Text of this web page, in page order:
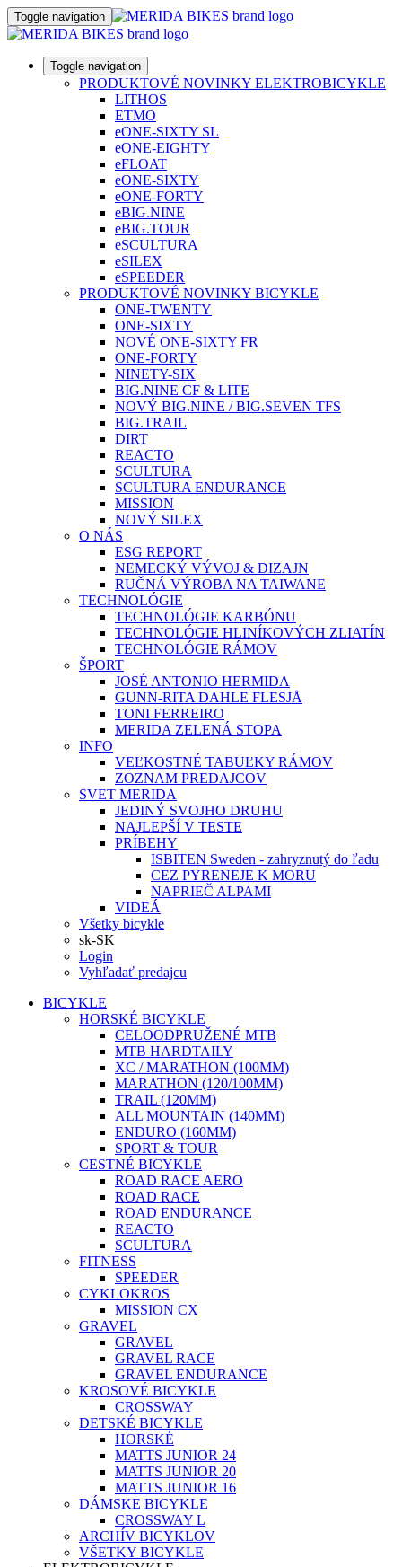
Toggle navigation
Toggle navigation
PRODUKTOVÉ NOVINKY ELEKTROBICYKLE
LITHOS
ETMO
eONE-SIXTY SL
eONE-EIGHTY
eFLOAT
eONE-SIXTY
eONE-FORTY
eBIG.NINE
eBIG.TOUR
eSCULTURA
eSILEX
eSPEEDER
PRODUKTOVÉ NOVINKY BICYKLE
ONE-TWENTY
ONE-SIXTY
NOVÉ ONE-SIXTY FR
ONE-FORTY
NINETY-SIX
BIG.NINE CF & LITE
NOVÝ BIG.NINE / BIG.SEVEN TFS
BIG.TRAIL
DIRT
REACTO
SCULTURA
SCULTURA ENDURANCE
MISSION
NOVÝ SILEX
O NÁS
ESG REPORT
NEMECKÝ VÝVOJ & DIZAJN
RUČNÁ VÝROBA NA TAIWANE
TECHNOLÓGIE
TECHNOLÓGIE KARBÓNU
TECHNOLÓGIE HLINÍKOVÝCH ZLIATÍN
TECHNOLÓGIE RÁMOV
ŠPORT
JOSÉ ANTONIO HERMIDA
GUNN-RITA DAHLE FLESJÅ
TONI FERREIRO
MERIDA ZELENÁ STOPA
INFO
VEĽKOSTNÉ TABUĽKY RÁMOV
ZOZNAM PREDAJCOV
SVET MERIDA
JEDINÝ SVOJHO DRUHU
NAJLEPŠÍ V TESTE
PRÍBEHY
ISBITEN Sweden - zahryznutý do ľadu
CEZ PYRENEJE K MORU
NAPRIEČ ALPAMI
VIDEÁ
Všetky bicykle
sk-SK
Login
Vyhľadať predajcu
BICYKLE
HORSKÉ BICYKLE
CELOODPRUŽENÉ MTB
MTB HARDTAILY
XC / MARATHON (100MM)
MARATHON (120/100MM)
TRAIL (120MM)
ALL MOUNTAIN (140MM)
ENDURO (160MM)
SPORT & TOUR
CESTNÉ BICYKLE
ROAD RACE AERO
ROAD RACE
ROAD ENDURANCE
REACTO
SCULTURA
FITNESS
SPEEDER
CYKLOKROS
MISSION CX
GRAVEL
GRAVEL
GRAVEL RACE
GRAVEL ENDURANCE
KROSOVÉ BICYKLE
CROSSWAY
DETSKÉ BICYKLE
HORSKÉ
MATTS JUNIOR 24
MATTS JUNIOR 20
MATTS JUNIOR 16
DÁMSKE BICYKLE
CROSSWAY L
ARCHÍV BICYKLOV
VŠETKY BICYKLE